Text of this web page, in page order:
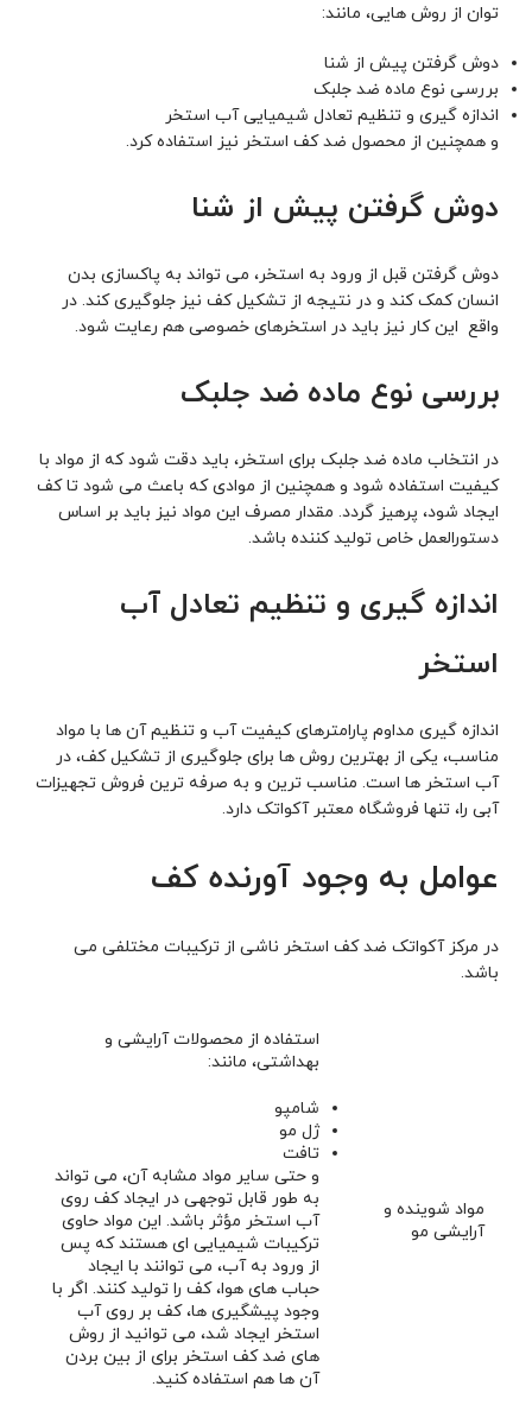
توان از روش هایی، مانند:
دوش گرفتن پیش از شنا
بررسی نوع ماده ضد جلبک
اندازه گیری و تنظیم تعادل شیمیایی آب استخر
و همچنین از محصول ضد کف استخر نیز استفاده کرد.
دوش گرفتن پیش از شنا
دوش گرفتن قبل از ورود به استخر، می تواند به پاکسازی بدن
انسان کمک ‌کند و در نتیجه از تشکیل کف نیز جلوگیری ‌کند. در
واقع این کار نیز باید در استخرهای خصوصی هم رعایت شود.
بررسی نوع ماده ضد جلبک
در انتخاب ماده ضد جلبک برای استخر، باید دقت شود که از مواد با
کیفیت استفاده شود و همچنین از موادی که باعث می شود تا کف
ایجاد شود، پرهیز گردد. مقدار مصرف این مواد نیز باید بر اساس
دستورالعمل خاص تولید کننده باشد.
اندازه گیری و تنظیم تعادل آب
استخر
اندازه گیری مداوم پارامترهای کیفیت آب و تنظیم آن ها با مواد
مناسب، یکی از بهترین روش ها برای جلوگیری از تشکیل کف، در
آب استخر ها است. مناسب ترین و به صرفه ترین فروش تجهیزات
آبی را، تنها فروشگاه معتبر آکواتک دارد.
عوامل به وجود آورنده کف
در مرکز آکواتک ضد کف استخر ناشی از ترکیبات مختلفی می
باشد.
مواد شوینده و
آرایشی مو
استفاده از محصولات آرایشی و
بهداشتی، مانند:
شامپو
ژل مو
تافت
و حتی سایر مواد مشابه آن، می تواند
به طور قابل توجهی در ایجاد کف روی
آب استخر مؤثر باشد. این مواد حاوی
ترکیبات شیمیایی ای هستند که پس
از ورود به آب، می توانند با ایجاد
حباب های هوا، کف را تولید کنند. اگر با
وجود پیشگیری ها، کف بر روی آب
استخر ایجاد شد، می توانید از روش
های ضد کف استخر برای از بین بردن
آن ها هم استفاده کنید.